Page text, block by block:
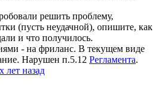
решить проблему,
(пусть неудачной), опишите, как
и что получилось.
- на фриланс. В текущем виде
Нарушен п.5.12 Регламента.
лет назад